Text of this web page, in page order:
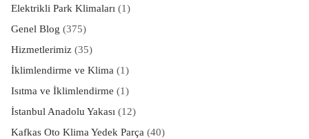
Elektrikli Park Klimaları (1)
Genel Blog (375)
Hizmetlerimiz(35)
İklimlendirme ve Klima (1)
Isıtma ve İklimlendirme (1)
İstanbul Anadolu Yakası (12)
Kafkas Oto Klima Yedek Parça (40)